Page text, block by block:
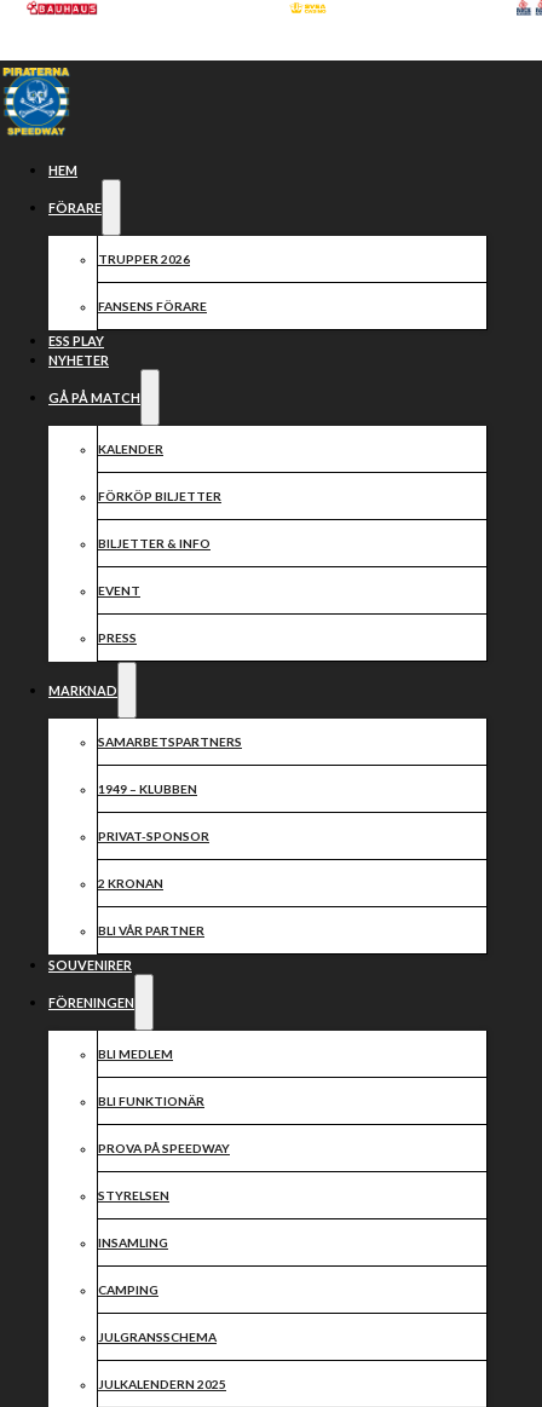
Hoppa till huvudinnehåll
HEM
FÖRARE
TRUPPER 2026
FANSENS FÖRARE
ESS PLAY
NYHETER
GÅ PÅ MATCH
KALENDER
FÖRKÖP BILJETTER
BILJETTER & INFO
EVENT
PRESS
MARKNAD
SAMARBETSPARTNERS
1949 – KLUBBEN
PRIVAT-SPONSOR
2 KRONAN
BLI VÅR PARTNER
SOUVENIRER
FÖRENINGEN
BLI MEDLEM
BLI FUNKTIONÄR
PROVA PÅ SPEEDWAY
STYRELSEN
INSAMLING
CAMPING
JULGRANSSCHEMA
JULKALENDERN 2025
LUCKA NR 14